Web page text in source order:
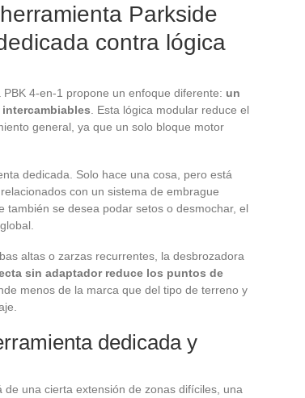
Parkside
contra lógica
4-en-1 propone un enfoque diferente: un
. Esta lógica modular reduce el
general, ya que un solo bloque motor
dedicada. Solo hace una cosa, pero está
con un sistema de embrague
también se desea podar setos o desmochar, el
altas o zarzas recurrentes, la desbrozadora
sin adaptador reduce los puntos de
menos de la marca que del tipo de terreno y
dedicada y
una cierta extensión de zonas difíciles, una